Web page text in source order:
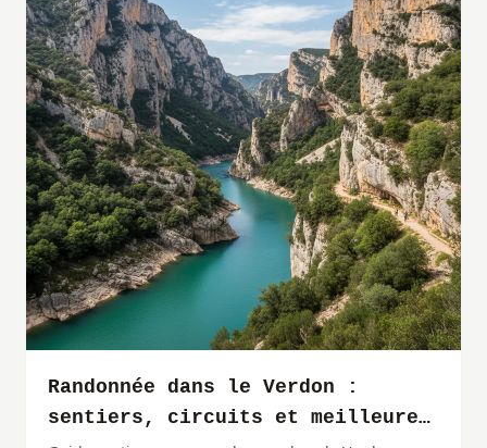
Randonnée dans le Verdon :
sentiers, circuits et meilleures